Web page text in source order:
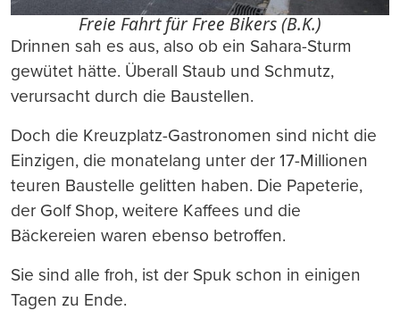
Freie Fahrt für Free Bikers (B.K.)
Drinnen sah es aus, also ob ein Sahara-Sturm
gewütet hätte. Überall Staub und Schmutz,
verursacht durch die Baustellen.
Doch die Kreuzplatz-Gastronomen sind nicht die
Einzigen, die monatelang unter der 17-Millionen
teuren Baustelle gelitten haben. Die Papeterie,
der Golf Shop, weitere Kaffees und die
Bäckereien waren ebenso betroffen.
Sie sind alle froh, ist der Spuk schon in einigen
Tagen zu Ende.